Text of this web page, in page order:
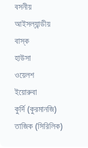
বসনীয়
আইসল্যান্ডীয়
বাস্ক
হাউসা
ওয়েলশ
ইয়োরুবা
কুর্দি (কুরমানজি)
তাজিক (সিরিলিক)